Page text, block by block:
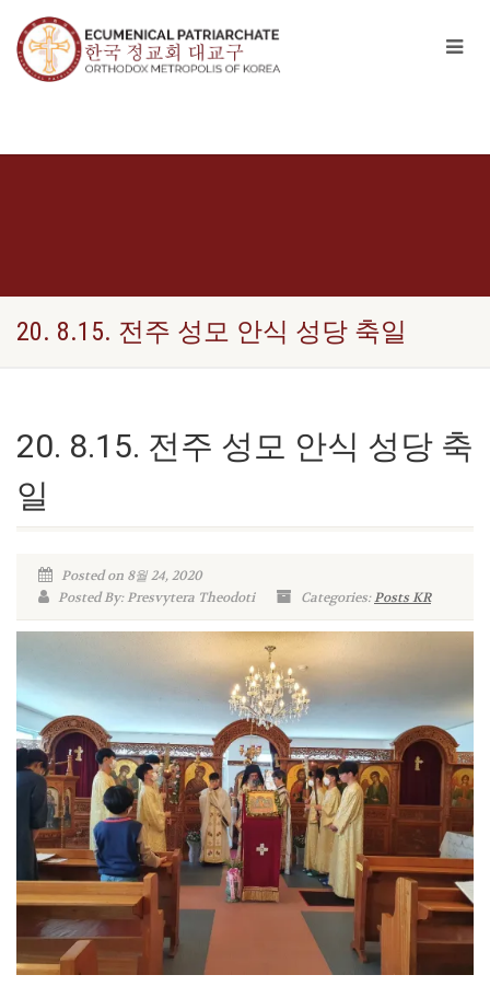
20. 8.15. 전주 성모 안식 성당 축일
20. 8.15. 전주 성모 안식 성당 축
일
Posted on 8월 24, 2020
Posted By: Presvytera Theodoti
Categories:Posts KR